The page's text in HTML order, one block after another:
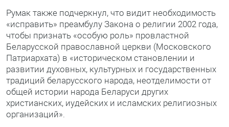
Румак также подчеркнул, что видит необходимость
«исправить» преамбулу Закона о религии 2002 года,
чтобы признать «особую роль» провластной
Беларусской православной церкви (Московского
Патриархата) в «историческом становлении и
развитии духовных, культурных и государственных
традиций беларусского народа, неотделимости от
общей истории народа Беларуси других
христианских, иудейских и исламских религиозных
организаций».